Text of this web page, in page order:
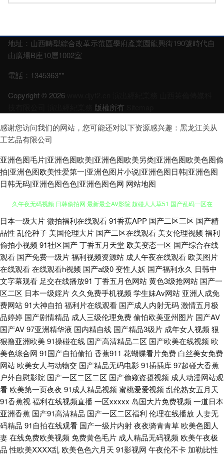
地址：山西轉型綜合改革示范區學府產業園龍興街190號時代自
由廣場B座10層1002室
電話：1345363**
Copyright © 2026
版權所有
感谢您访问我们的网站，您可能还对以下资源感兴趣：黑龙江关从
工艺品有限公司
亚洲色图毛片|亚洲色图欧美|亚洲色图欧美另类|亚洲色图欧美色图偷
拍|亚洲色图欧美性爱第一|亚洲色图片小说|亚洲色图日韩|亚洲色图
日韩无码|亚洲色图色色|亚洲色图色网 网站地图
欧美第1色网 成人18精品网站 在线观看肏屄视频 A片视屏 国产传媒不卡 久
久午夜无码视频 日韩偷拍网 最新最全AV影院 超碰人人草51 国产乱码一区在
线 日韩激情文学 91亚洲精华 超碰国内A片 久久男同 欧美日韩成人网站 日韩
三级中文字幕 91传禖 豆花社区导航 美女被草网站 色中色AV导航 亚洲欧洲
日本无码 99人人操 东方AV影库 九一看片入口 探花精选 尤物豆花导航 91熟
女中文免费 爱豆传媒TVxX 国产精品掏空网 久久国产伊人影院 91丝袜视频
福利久草 黄色片日本学生妹 日韩AV 午夜情爱影院 97v传媒 久草色福利 欧美
精品区 久久国产黄色精品 福利社区一二 熟妇ea87av 1024毛片 97人妻成人
视频 成人在哪看片 韩国牛夜av 蜜臀TV69 欧洲精品自线 av大香蕉久久 豆花
在线 黑丝91网站 免费成人A片色图 熟妻妇码av 福利导航撸吧 自拍网站
日本一级大片微拍福利在线观看91香蕉APP 国产二区三区 国产精
品性 乱伦种子 美国伦理大片 国产二区在线观看 美女伦理视频 福利
偷拍小视频 91社区国产丁香五月天堂 欧美变态一区 国产综合在线
观看 国产免费一级片福利视频资源站 成人午夜在线观看 欧美图片
在线观看在线观看h视频 国产a级0变性人妖 国产福利永久 日韩中
文字幕观看 足交在线播放91 丁香五月色网站黄色3级抢网站 国产一
区二区 日本一级婬片 久久免费手机视频 学生妹Av网站 亚洲人成免
费网站91大神自拍 福利片在线观看 国产成人内射无码激情五月极
品婷婷 国产剧情精品 成人三级伦理免费偷怕欧美亚州图片 国产AV
国产AV97亚洲精华液 国内精自线 国产精品3级片 成年女人视频 狠
狠撸亚洲欧美91操碰在线 国产高清精品二区 国产欧美在线视频 欧
美色综合网 91国产自拍偷拍 香蕉911 花蝴蝶看片免费 白丝美女免费
网站 欧美女人与动物交 国产精品无码电影91插插库97超碰大香蕉
户外自慰影院 国产一区二区二区 国产偷窥盗摄视频 成人动漫网站观
看 欧美第一页夜夜 91成人精品视频 蜜桃爱爱视频 乱伦熟女五月天
91香蕉视福利在线视频直播 一区xxxxx 岛国大片免费视频 一道日本
亚洲香蕉 国产91高清精品 国产一区二区福利 伦理在线播放 人妻无
码精品 91自拍在线观看 国产一级片内射夜夜骑青青草 欧美色图人
妻在线免费欧美视频 免费黄色毛片 成人精品无码视频 欧美午夜极
品 性欧美ⅩⅩⅩⅩ乱 欧美色色六月天 91影视网 午夜伦不卡 加勒比性